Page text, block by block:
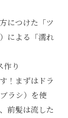
につけた「ツ
による「濡れ
作り
！まずはドラ
ラシ）を使
前髪は流した